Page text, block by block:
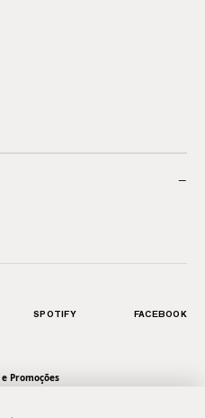
−
SPOTIFY FACEBOOK
Promoções
os direitos reservados.| Rua Anhaia, 411
0001-90